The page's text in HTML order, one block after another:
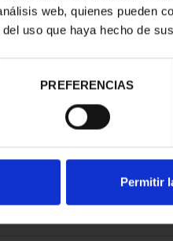
web, quienes pueden
uso que haya hecho de
PREFERENCIAS
Permitir
-